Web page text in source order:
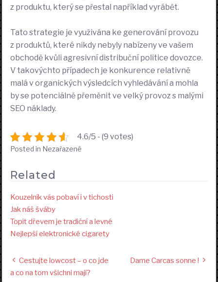
z produktu, který se přestal například vyrábět.
Tato strategie je využivána ke generování provozu
z produktů, které nikdy nebyly nabízeny ve vašem
obchodě kvůli agresivní distribuční politice dovozce.
V takovýchto případech je konkurence relativně
malá v organických výsledcích vyhledávání a mohla
by se potenciálně přeměnit ve velký provoz s malými
SEO náklady.
4.6/5 - (9 votes)
Posted in Nezařazené
Related
Kouzelník vás pobaví i v tichosti
Jak náš šváby
Topit dřevem je tradiční a levné
Nejlepší elektronické cigarety
Navigace
pro
Cestujte lowcost – o co jde
a co na tom všichni mají?
Dame Carcas sonne !